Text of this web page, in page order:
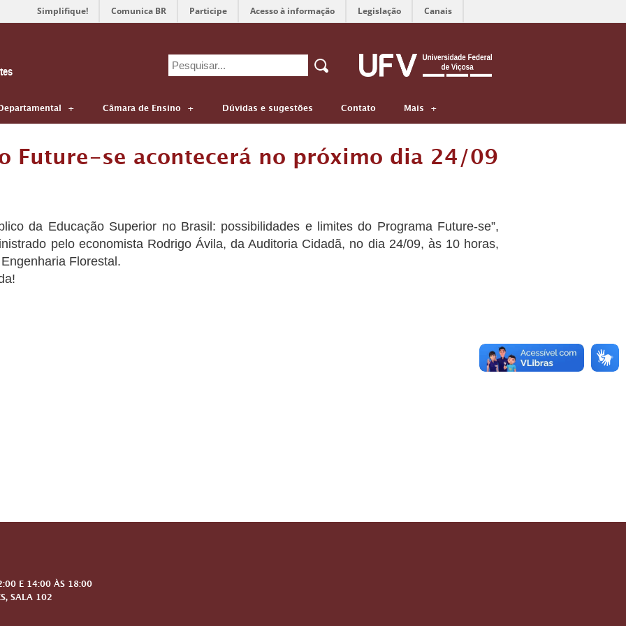
Simplifique! Comunica BR Participe Acesso à informação Legislação Canais
Search
for:
Câmara de Ensino Dúvidas e sugestões Contato Mais
Future-se acontecerá no próximo dia 24/09
da Educação Superior no Brasil: possibilidades e limites do Programa Future-se”,
pelo economista Rodrigo Ávila, da Auditoria Cidadã, no dia 24/09, às 10 horas,
Florestal.
E 14:00 ÀS 18:00
SALA 102